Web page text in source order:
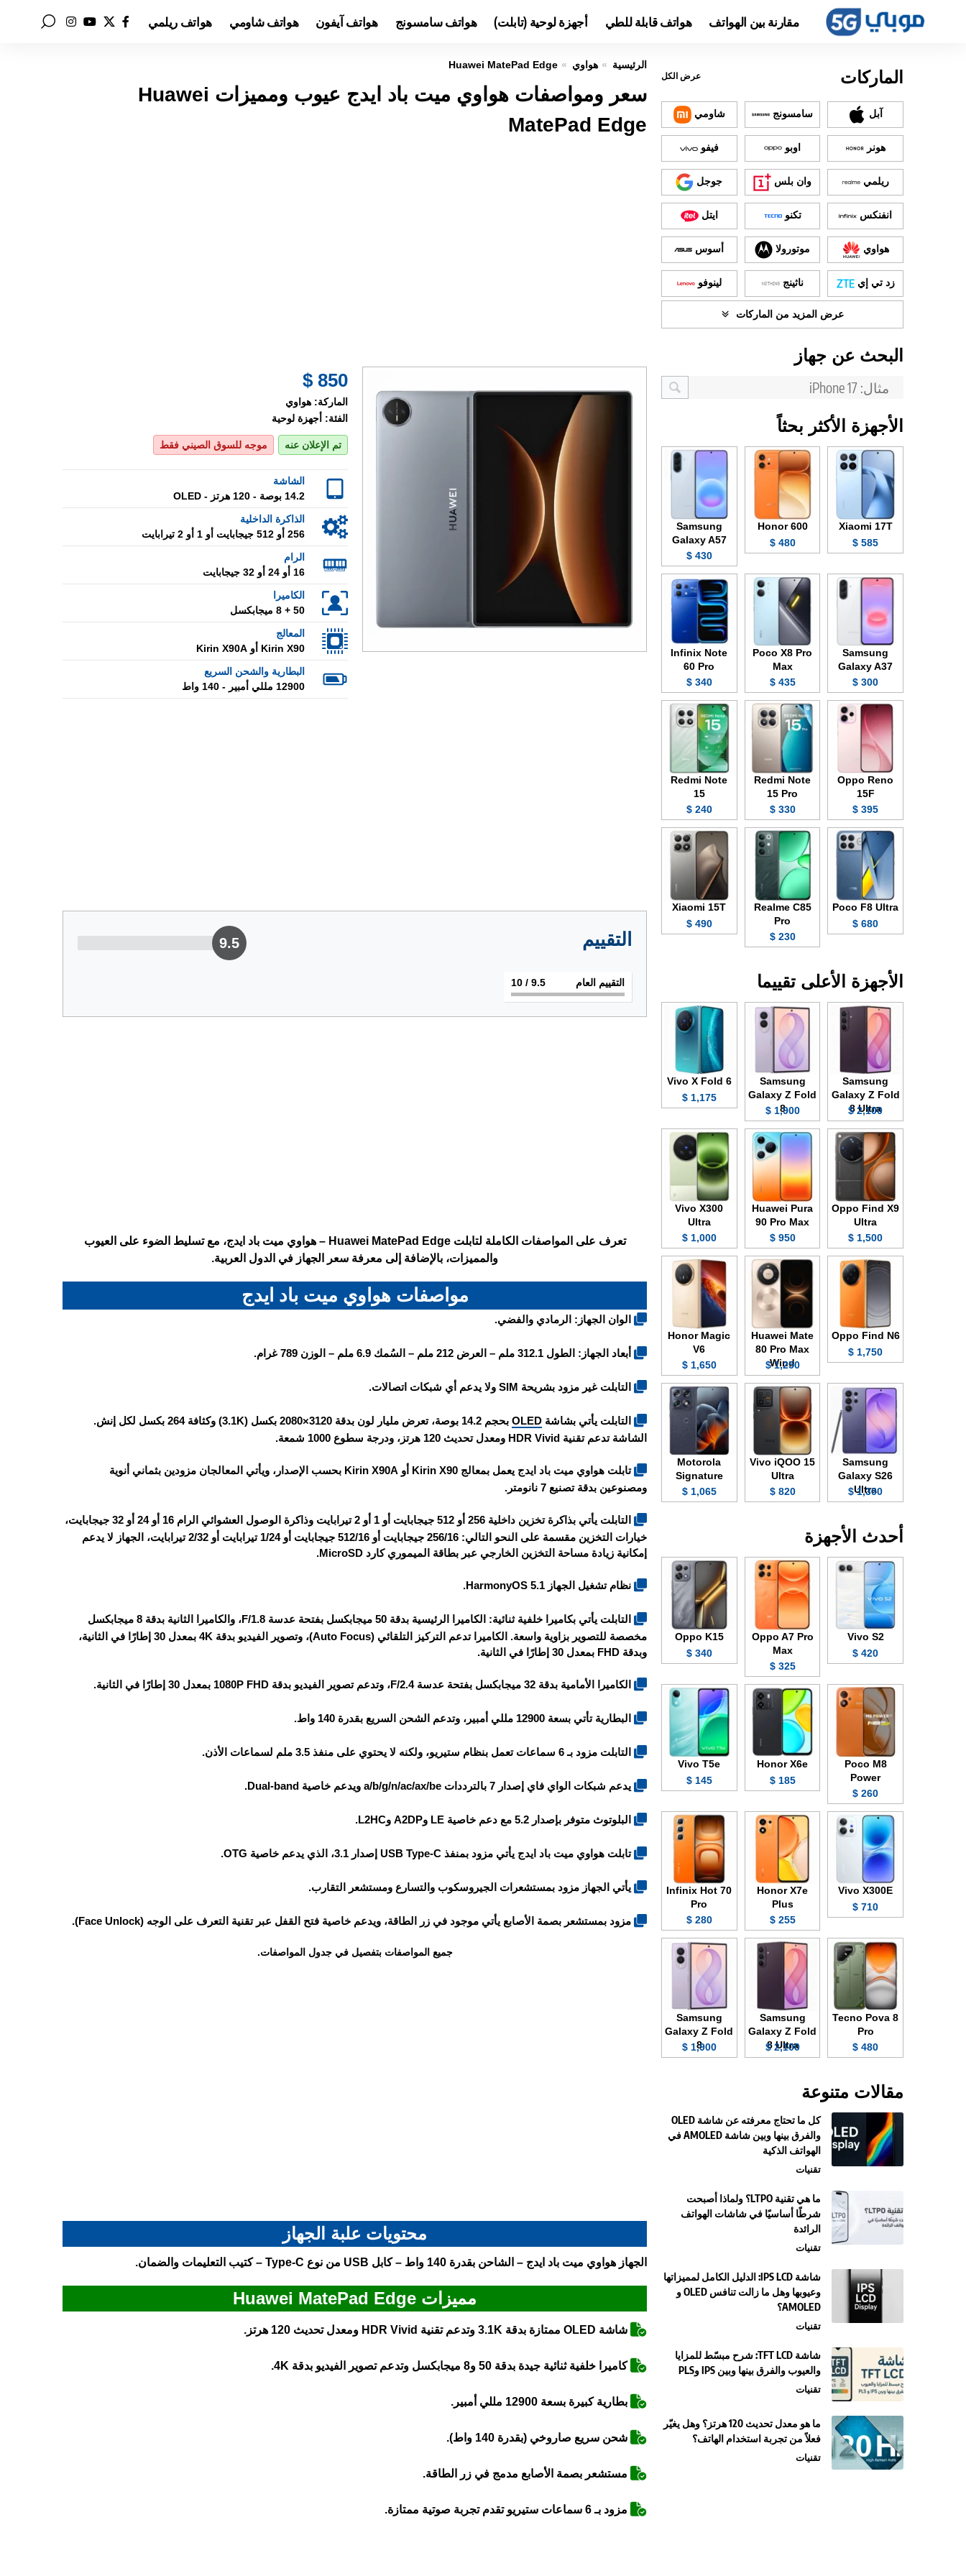
مقارنة بين الهواتف هواتف قابلة للطي أجهزة لوحية (تابلت) هواتف سامسونج هواتف آيفون هواتف شاومي هواتف ريلمي
الرئيسية هواوي Huawei MatePad Edge
سعر ومواصفات هواوي ميت باد ايدج عيوب ومميزات Huawei
MatePad Edge
850 $
الماركة: هواوي
الفئة: أجهزة لوحية
تم الإعلان عنه موجه للسوق الصيني فقط
الشاشة
14.2 بوصة - 120 هرتز - OLED
الذاكرة الداخلية
256 أو 512 جيجابايت أو 1 أو 2 تيرابايت
الرام
16 أو 24 أو 32 جيجابايت
الكاميرا
50 + 8 ميجابكسل
المعالج
Kirin X90 أو Kirin X90A
البطارية والشحن السريع
12900 مللي أمبير - 140 واط
التقييم 9.5
التقييم العام 9.5
/ 10
تعرف على المواصفات الكاملة لتابلت Huawei MatePad Edge – هواوي ميت باد ايدج، مع تسليط الضوء على العيوب
والمميزات، بالإضافة إلى معرفة سعر الجهاز في الدول العربية.
مواصفات هواوي ميت باد ايدج
الوان الجهاز: الرمادي والفضي.
أبعاد الجهاز: الطول 312.1 ملم – العرض 212 ملم – السُمك 6.9 ملم – الوزن 789 غرام.
التابلت غير مزود بشريحة SIM ولا يدعم أي شبكات اتصالات.
التابلت يأتي بشاشة OLED
بحجم 14.2 بوصة، تعرض مليار لون بدقة 3120×2080 بكسل (3.1K) وكثافة 264 بكسل لكل إنش.
الشاشة تدعم تقنية HDR Vivid ومعدل تحديث 120 هرتز، ودرجة سطوع 1000 شمعة.
تابلت هواوي ميت باد ايدج
يعمل بمعالج Kirin X90 أو Kirin X90A بحسب الإصدار، ويأتي المعالجان مزودين بثماني أنوية
ومصنوعين بدقة تصنيع 7 نانومتر.
التابلت يأتي بذاكرة تخزين داخلية 256 أو 512 جيجابايت أو 1 أو 2 تيرابايت وذاكرة الوصول العشوائي الرام 16 أو 24 أو 32 جيجابايت،
خيارات التخزين مقسمة على النحو التالي: 256/16 جيجابايت أو 512/16 جيجابايت أو 1/24 تيرابايت أو 2/32 تيرابايت، الجهاز لا يدعم
إمكانية زيادة مساحة التخزين الخارجي عبر بطاقة الميموري كارد MicroSD.
نظام تشغيل الجهاز HarmonyOS 5.1.
التابلت يأتي بكاميرا خلفية ثنائية: الكاميرا الرئيسية بدقة 50 ميجابكسل بفتحة عدسة F/1.8، والكاميرا الثانية بدقة 8 ميجابكسل
مخصصة للتصوير بزاوية واسعة. الكاميرا تدعم التركيز التلقائي (Auto Focus)، وتصوير الفيديو بدقة 4K بمعدل 30 إطارًا في الثانية،
وبدقة FHD بمعدل 30 إطارًا في الثانية.
الكاميرا الأمامية بدقة 32 ميجابكسل بفتحة عدسة F/2.4، وتدعم تصوير الفيديو بدقة 1080P FHD بمعدل 30 إطارًا في الثانية.
البطارية تأتي بسعة 12900 مللي أمبير، وتدعم الشحن السريع بقدرة 140 واط.
التابلت مزود بـ 6 سماعات تعمل بنظام ستيريو، ولكنه لا يحتوي على منفذ 3.5 ملم لسماعات الأذن.
يدعم شبكات الواي فاي إصدار 7 بالترددات a/b/g/n/ac/ax/be ويدعم خاصية Dual-band.
البلوتوث متوفر بإصدار 5.2 مع دعم خاصية LE وA2DP وL2HC.
تابلت هواوي ميت باد ايدج يأتي مزود بمنفذ USB Type-C إصدار 3.1، الذي يدعم خاصية OTG.
يأتي الجهاز مزود بمستشعرات الجيروسكوب والتسارع ومستشعر التقارب.
مزود بمستشعر بصمة الأصابع يأتي موجود في زر الطاقة، ويدعم خاصية فتح القفل عبر تقنية التعرف على الوجه (Face Unlock).
جميع المواصفات بتفصيل في جدول المواصفات.
محتويات علبة الجهاز
الجهاز هواوي ميت باد ايدج – الشاحن بقدرة 140 واط – كابل USB من نوع Type-C – كتيب التعليمات والضمان.
مميزات Huawei MatePad Edge
شاشة OLED ممتازة بدقة 3.1K وتدعم تقنية HDR Vivid ومعدل تحديث 120 هرتز.
كاميرا خلفية ثنائية جيدة بدقة 50 و8 ميجابكسل وتدعم تصوير الفيديو بدقة 4K.
بطارية كبيرة بسعة 12900 مللي أمبير.
شحن سريع صاروخي (بقدرة 140 واط).
مستشعر بصمة الأصابع مدمج في زر الطاقة.
مزود بـ 6 سماعات ستيريو تقدم تجربة صوتية ممتازة.
الماركات عرض الكل
آبل سامسونج شاومي
هونر اوبو فيفو
ريلمي وان بلس جوجل
انفنكس تكنو ايتل
هواوي موتورولا أسوس
زد تي إي ناثينج لينوفو
عرض المزيد من الماركات
البحث عن جهاز
الأجهزة الأكثر بحثاً
Xiaomi 17T
585 $
Honor 600
480 $
Samsung
Galaxy A57
430 $
Samsung
Galaxy A37
300 $
Poco X8 Pro
Max
435 $
Infinix Note
60 Pro
340 $
Oppo Reno
15F
395 $
Redmi Note
15 Pro
330 $
Redmi Note
15
240 $
Poco F8 Ultra
680 $
Realme C85
Pro
230 $
Xiaomi 15T
490 $
الأجهزة الأعلى تقييما
Samsung
Galaxy Z Fold
8 Ultra
2,100 $
Samsung
Galaxy Z Fold
8
1,900 $
Vivo X Fold 6
1,175 $
Oppo Find X9
Ultra
1,500 $
Huawei Pura
90 Pro Max
950 $
Vivo X300
Ultra
1,000 $
Oppo Find N6
1,750 $
Huawei Mate
80 Pro Max
Wind
1,250 $
Honor Magic
V6
1,650 $
Samsung
Galaxy S26
Ultra
1,300 $
Vivo iQOO 15
Ultra
820 $
Motorola
Signature
1,065 $
أحدث الأجهزة
Vivo S2
420 $
Oppo A7 Pro
Max
325 $
Oppo K15
340 $
Poco M8
Power
260 $
Honor X6e
185 $
Vivo T5e
145 $
Vivo X300E
710 $
Honor X7e
Plus
255 $
Infinix Hot 70
Pro
280 $
Tecno Pova 8
Pro
480 $
Samsung
Galaxy Z Fold
8 Ultra
2,100 $
Samsung
Galaxy Z Fold
8
1,900 $
مقالات متنوعة
كل ما تحتاج معرفته عن شاشة OLED
والفرق بينها وبين شاشة AMOLED في
الهواتف الذكية
تقنيات
ما هي تقنية LTPO؟ ولماذا أصبحت
شرطًا أساسيًا في شاشات الهواتف
الرائدة
تقنيات
شاشة IPS LCD: الدليل الكامل لمميزاتها
وعيوبها وهل ما زالت تنافس OLED و
AMOLED؟
تقنيات
شاشة TFT LCD: شرح مبسّط للمزايا
والعيوب والفرق بينها وبين IPS وPLS
تقنيات
ما هو معدل تحديث 120 هرتز؟ وهل يغيّر
فعلاً من تجربة استخدام الهاتف؟
تقنيات